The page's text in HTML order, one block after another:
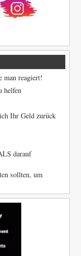
man reagiert!
helfen
Ihr Geld zurück
darauf
sollten, um